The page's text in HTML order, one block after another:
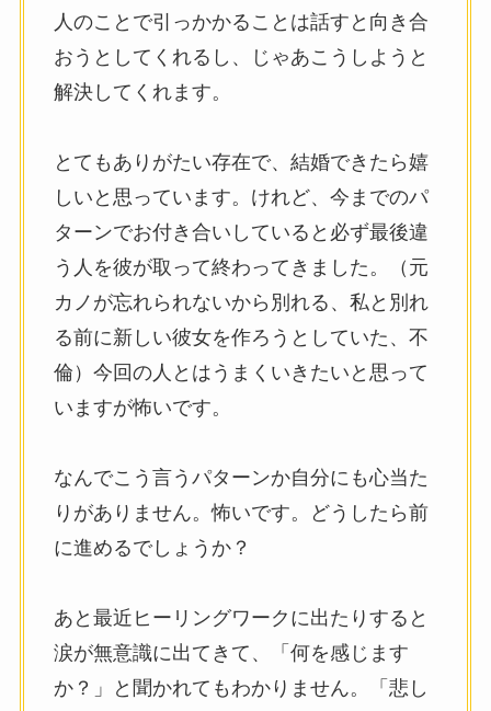
人のことで引っかかることは話すと向き合
おうとしてくれるし、じゃあこうしようと
解決してくれます。
とてもありがたい存在で、結婚できたら嬉
しいと思っています。けれど、今までのパ
ターンでお付き合いしていると必ず最後違
う人を彼が取って終わってきました。（元
カノが忘れられないから別れる、私と別れ
る前に新しい彼女を作ろうとしていた、不
倫）今回の人とはうまくいきたいと思って
いますが怖いです。
なんでこう言うパターンか自分にも心当た
りがありません。怖いです。どうしたら前
に進めるでしょうか？
あと最近ヒーリングワークに出たりすると
涙が無意識に出てきて、「何を感じます
か？」と聞かれてもわかりません。「悲し